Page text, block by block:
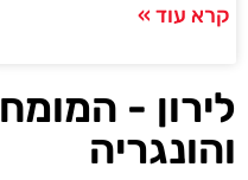
קרא עוד »
לירון -
והונגריה